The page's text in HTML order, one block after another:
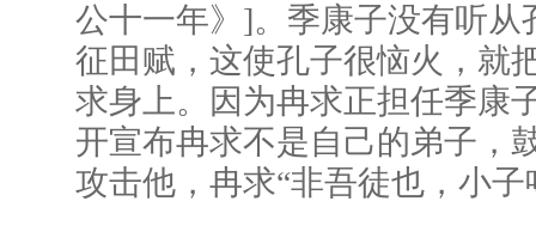
公十一年》]。季康子没有听从
征田赋，这使孔子很恼火，就
求身上。因为冉求正担任季康
开宣布冉求不是自己的弟子，
攻击他，冉求“非吾徒也，小